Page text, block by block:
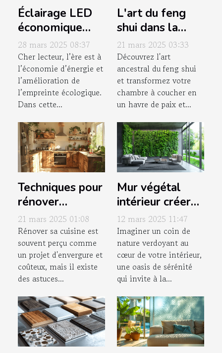
Éclairage LED
économique
pour la maison
sélection et
astuces
d'installation
28 mars 2025 08:37
Cher lecteur, l’ère est à
l’économie d’énergie et
l’amélioration de
l’empreinte écologique.
Dans cette...
L'art du feng
shui dans la
chambre à
coucher secrets
pour une
harmonie et une
détente absolue
21 mars 2025 03:33
Découvrez l'art
ancestral du feng shui
et transformez votre
chambre à coucher en
un havre de paix et...
Techniques pour
rénover
efficacement
votre cuisine à
petit budget
21 mars 2025 01:08
Rénover sa cuisine est
souvent perçu comme
un projet d'envergure et
coûteux, mais il existe
des astuces...
Mur végétal
intérieur créer
votre oasis sans
entretien
excessif
12 mars 2025 11:47
Imaginer un coin de
nature verdoyant au
cœur de votre intérieur,
une oasis de sérénité
qui invite à la...